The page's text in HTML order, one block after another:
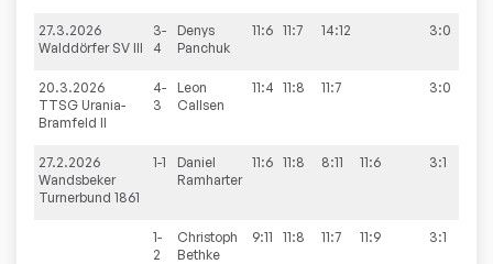
27.3.2026
Walddörfer SV III
3-
4
Denys
Panchuk
11:6 11:7 14:12 3:0
20.3.2026
TTSG Urania-
Bramfeld II
4-
3
Leon
Callsen
11:4 11:8 11:7 3:0
27.2.2026
Wandsbeker
Turnerbund 1861
1-1
Daniel
Ramharter
11:6 11:8 8:11 11:6 3:1
1-
2
Christoph
Bethke
9:11 11:8 11:7 11:9 3:1